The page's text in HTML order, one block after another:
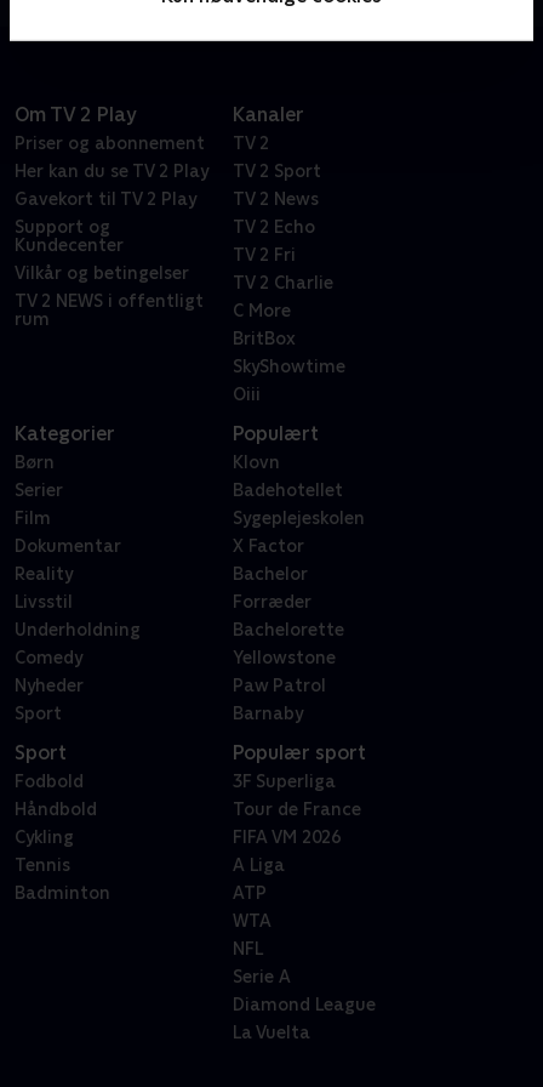
Om TV 2 Play
Priser og abonnement
Her kan du se TV 2 Play
Gavekort til TV 2 Play
Support og
Kundecenter
Vilkår og betingelser
TV 2 NEWS i offentligt
rum
Kanaler
TV 2
TV 2 Sport
TV 2 News
TV 2 Echo
TV 2 Fri
TV 2 Charlie
C More
BritBox
SkyShowtime
Oiii
Kategorier
Børn
Serier
Film
Dokumentar
Reality
Livsstil
Underholdning
Comedy
Nyheder
Sport
Populært
Klovn
Badehotellet
Sygeplejeskolen
X Factor
Bachelor
Forræder
Bachelorette
Yellowstone
Paw Patrol
Barnaby
Sport
Fodbold
Håndbold
Cykling
Tennis
Badminton
Populær sport
3F Superliga
Tour de France
FIFA VM 2026
A Liga
ATP
WTA
NFL
Serie A
Diamond League
La Vuelta